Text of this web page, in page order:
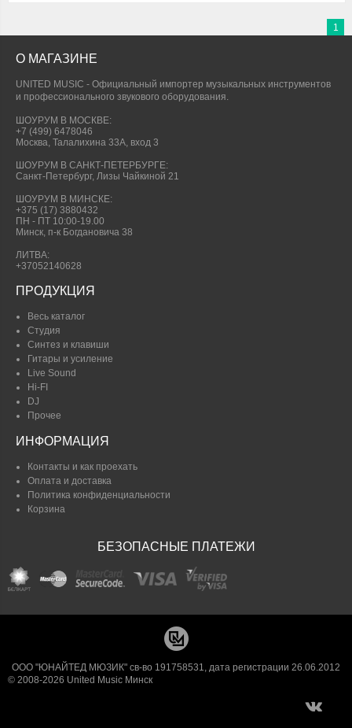
1
О МАГАЗИНЕ
UNITED MUSIC - Официальный импортер музыкальных инструментов
и профессионального звукового оборудования.
ШОУРУМ В МОСКВЕ:
+7 (499) 6478046
Москва, Талалихина 33А, вход 3
ШОУРУМ В САНКТ-ПЕТЕРБУРГЕ:
Санкт-Петербург, Лизы Чайкиной 21
ШОУРУМ В МИНСКЕ:
+375 (17) 3880432
ПН - ПТ 10:00-19.00
Минск, п-к Богдановича 38
ЛИТВА:
+37052140628
ПРОДУКЦИЯ
Весь каталог
Студия
Синтез и клавиши
Гитары и усиление
Live Sound
Hi-FI
DJ
Прочее
ИНФОРМАЦИЯ
Контакты и как проехать
Оплата и доставка
Политика конфиденциальности
Корзина
БЕЗОПАСНЫЕ ПЛАТЕЖИ
ООО "ЮНАЙТЕД МЮЗИК" св-во 191758531, дата регистрации 26.06.2012
© 2008-2026 United Music Минск